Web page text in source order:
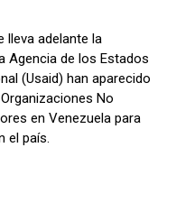
lleva adelante la
Agencia de los Estados
(Usaid) han aparecido
No
en Venezuela para
el país.